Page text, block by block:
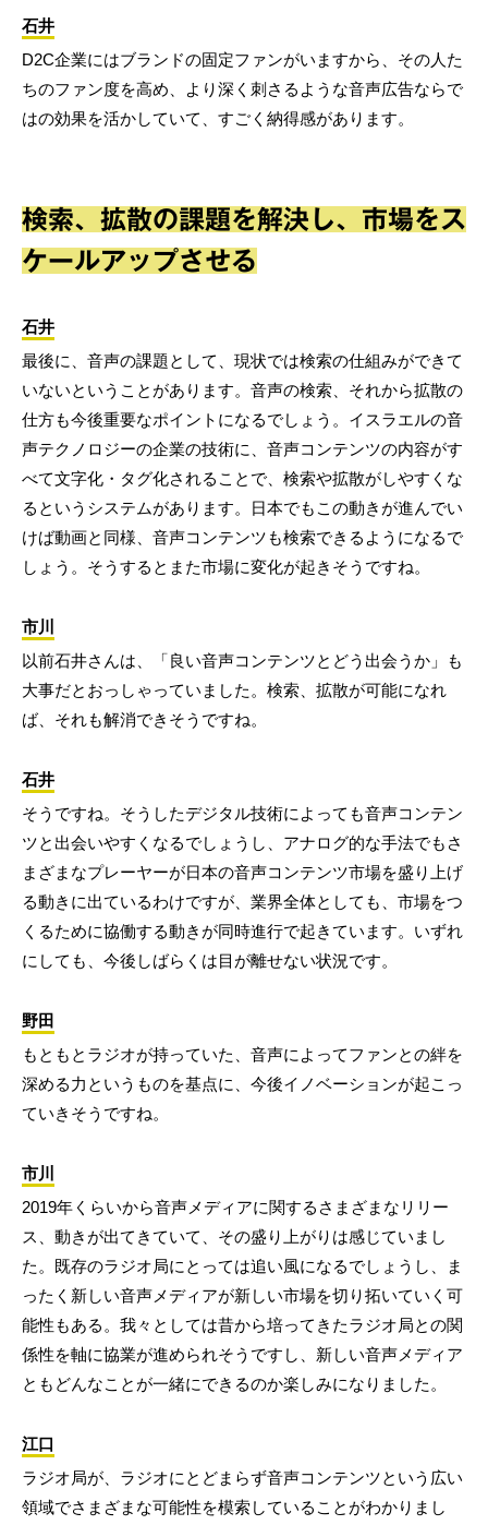
石井
D2C企業にはブランドの固定ファンがいますから、その人た
ちのファン度を高め、より深く刺さるような音声広告ならで
はの効果を活かしていて、すごく納得感があります。
検索、拡散の課題を解決し、市場をス
ケールアップさせる
石井
最後に、音声の課題として、現状では検索の仕組みができて
いないということがあります。音声の検索、それから拡散の
仕方も今後重要なポイントになるでしょう。イスラエルの音
声テクノロジーの企業の技術に、音声コンテンツの内容がす
べて文字化・タグ化されることで、検索や拡散がしやすくな
るというシステムがあります。日本でもこの動きが進んでい
けば動画と同様、音声コンテンツも検索できるようになるで
しょう。そうするとまた市場に変化が起きそうですね。
市川
以前石井さんは、「良い音声コンテンツとどう出会うか」も
大事だとおっしゃっていました。検索、拡散が可能になれ
ば、それも解消できそうですね。
石井
そうですね。そうしたデジタル技術によっても音声コンテン
ツと出会いやすくなるでしょうし、アナログ的な手法でもさ
まざまなプレーヤーが日本の音声コンテンツ市場を盛り上げ
る動きに出ているわけですが、業界全体としても、市場をつ
くるために協働する動きが同時進行で起きています。いずれ
にしても、今後しばらくは目が離せない状況です。
野田
もともとラジオが持っていた、音声によってファンとの絆を
深める力というものを基点に、今後イノベーションが起こっ
ていきそうですね。
市川
2019年くらいから音声メディアに関するさまざまなリリー
ス、動きが出てきていて、その盛り上がりは感じていまし
た。既存のラジオ局にとっては追い風になるでしょうし、ま
ったく新しい音声メディアが新しい市場を切り拓いていく可
能性もある。我々としては昔から培ってきたラジオ局との関
係性を軸に協業が進められそうですし、新しい音声メディア
ともどんなことが一緒にできるのか楽しみになりました。
江口
ラジオ局が、ラジオにとどまらず音声コンテンツという広い
領域でさまざまな可能性を模索していることがわかりまし